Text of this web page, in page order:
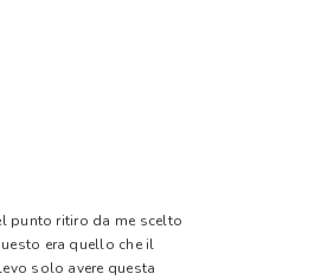
punto ritiro da me scelto
era quello che il
solo avere questa